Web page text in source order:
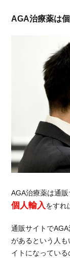
2.2.
病院
AGA
治療
薬の
種類
AGA
治療
薬の
の評
判
AGA
治療
薬の
AGA治療薬は
AGA治療薬は通
個人輸入をすれ
通販サイトで
があるという人
イトになっている